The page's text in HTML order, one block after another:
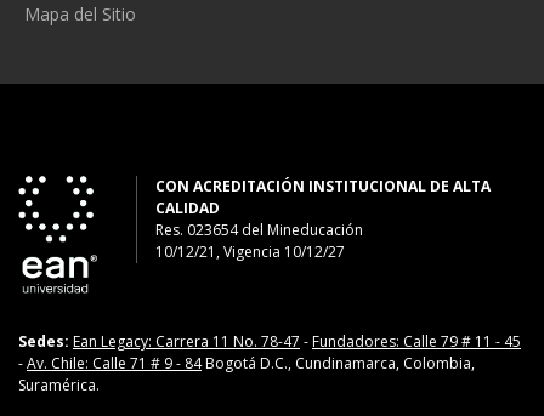
Mapa del Sitio
CON ACREDITACIÓN INSTITUCIONAL DE ALTA
CALIDAD
Res. 023654del Mineducación
10/12/21, Vigencia 10/12/27
Sedes: Ean Legacy: Carrera 11 No. 78-47 -Fundadores: Calle 79 # 11 - 45
-Av. Chile: Calle 71 # 9 - 84Bogotá D.C., Cundinamarca, Colombia,
Suramérica.